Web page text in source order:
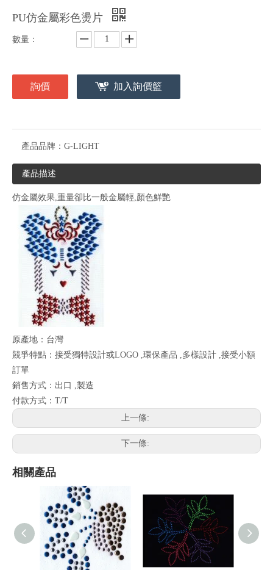
PU仿金屬彩色燙片
數量：
詢價 加入詢價籃
產品品牌： G-LIGHT
產品描述
仿金屬效果,重量卻比一般金屬輕,顏色鮮艷
原產地：台灣
競爭特點：接受獨特設計或LOGO ,環保產品 ,多樣設計 ,接受小額
訂單
銷售方式：出口 ,製造
付款方式：T/T
上一條:
下一條:
相關產品